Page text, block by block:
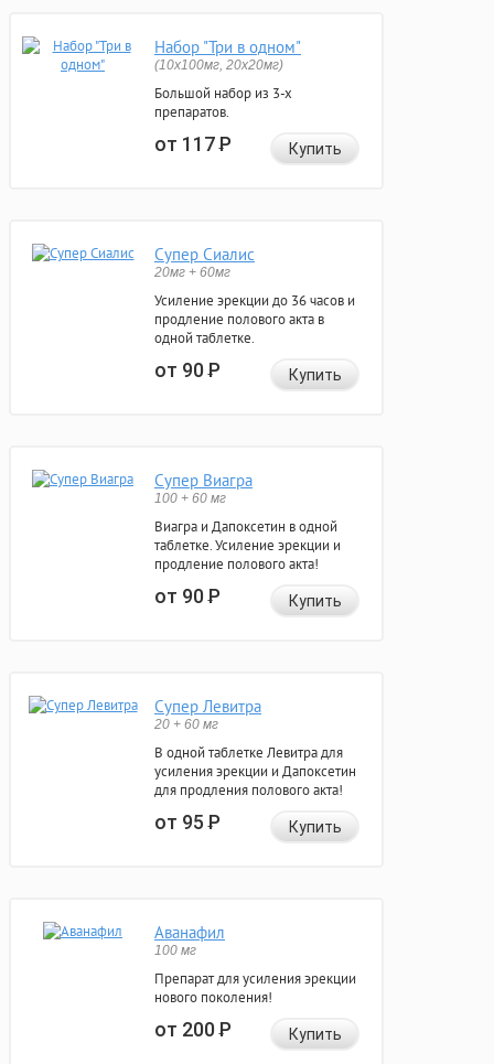
Набор "Три в одном"
(10x100мг, 20x20мг)
Большой набор из 3-х
препаратов.
от 117Р Купить
Супер Сиалис
20мг + 60мг
Усиление эрекции до 36 часов и
продление полового акта в
одной таблетке.
от 90Р Купить
Супер Виагра
100 + 60 мг
Виагра и Дапоксетин в одной
таблетке. Усиление эрекции и
продление полового акта!
от 90Р Купить
Супер Левитра
20 + 60 мг
В одной таблетке Левитра для
усиления эрекции и Дапоксетин
для продления полового акта!
от 95Р Купить
Аванафил
100 мг
Препарат для усиления эрекции
нового поколения!
от 200Р Купить